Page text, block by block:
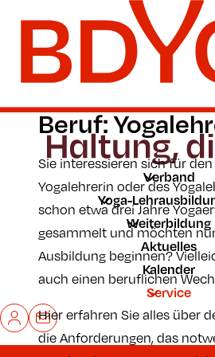
Zum Hauptinhalt der Seite springen
Zur Startseite navigieren
Verband
Yoga-
Weiterbildung
Aktuelles
Kalender
Service
Mein BDYoga
Kontakt
Beruf:
Sie interessieren sich für
Yogalehrerin oder des
schon etwa drei Jahre
gesammelt und möchten
Ausbildung beginnen?
auch einen beruflichen
Hier erfahren Sie alles über
die Anforderungen, das